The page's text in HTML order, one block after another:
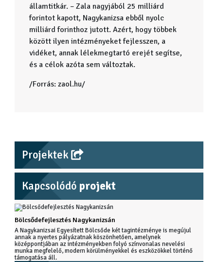
államtitkár. – Zala nagyjából 25 milliárd
forintot kapott, Nagykanizsa ebből nyolc
milliárd forinthoz jutott. Azért, hogy többek
között ilyen intézményeket fejlesszen, a
vidéket, annak lélekmegtartó erejét segítse,
és a célok az­óta sem változtak.
/Forrás: zaol.hu/
Projektek
Kapcsolódó projekt
Bölcsődefejlesztés Nagykanizsán
A Nagykanizsai Egyesített Bölcsőde két tagintézménye is megújul
annak a nyertes pályázatnak köszönhetően, amelynek
középpontjában az intézményekben folyó színvonalas nevelési
munka megfelelő, modern körülményekkel és eszközökkel történő
támogatása áll.